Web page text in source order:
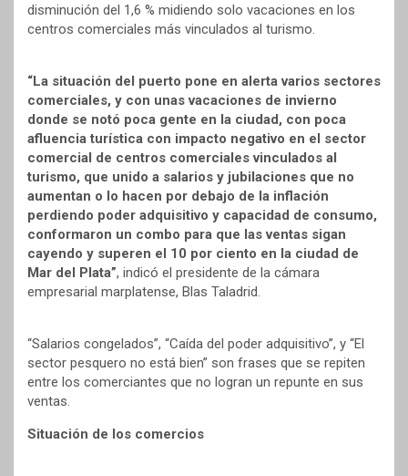
disminución del 1,6 % midiendo solo vacaciones en los
centros comerciales más vinculados al turismo.
“La situación del puerto pone en alerta varios sectores
comerciales, y con unas vacaciones de invierno
donde se notó poca gente en la ciudad, con poca
afluencia turística con impacto negativo en el sector
comercial de centros comerciales vinculados al
turismo, que unido a salarios y jubilaciones que no
aumentan o lo hacen por debajo de la inflación
perdiendo poder adquisitivo y capacidad de consumo,
conformaron un combo para que las ventas sigan
cayendo y superen el 10 por ciento en la ciudad de
Mar del Plata”, indicó el presidente de la cámara
empresarial marplatense, Blas Taladrid.
“Salarios congelados”, “Caída del poder adquisitivo”, y “El
sector pesquero no está bien” son frases que se repiten
entre los comerciantes que no logran un repunte en sus
ventas.
Situación de los comercios